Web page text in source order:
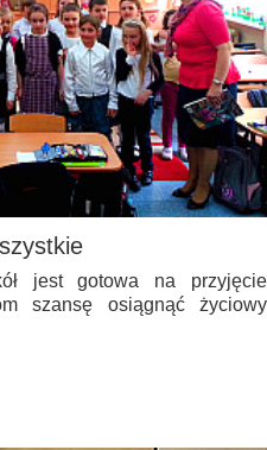
jest gotowa na przyjęcie
szansę osiągnąć życiowy